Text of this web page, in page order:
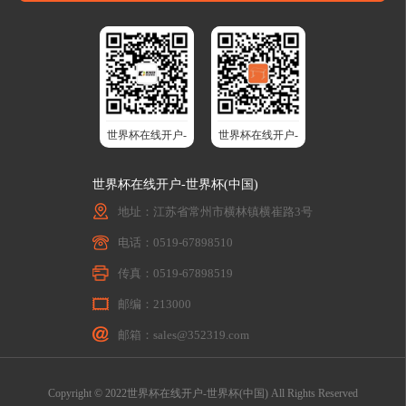
世界杯在线开户-
份
世界杯在线开户-
能升降桌
世界杯在线开户-世界杯(中国)
地址：江苏省常州市横林镇横崔路3号
电话：0519-67898510
传真：0519-67898519
邮编：213000
邮箱：sales@352319.com
Copyright © 2022世界杯在线开户-世界杯(中国) All Rights Reserved